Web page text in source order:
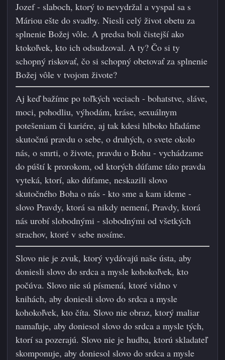
Jozef - slaboch, ktorý to nevydržal a vyspal sa s
Máriou ešte do svadby. Niesli celý život obetu za
splnenie Božej vôle. A predsa boli čistejší ako
ktokoľvek, kto ich odsudzoval. A ty? Čo si ty
schopný riskovať, čo si schopný obetovať za splnenie
Božej vôle v tvojom živote?
Aj keď bažíme po toľkých veciach - bohatstve, sláve,
moci, pohodliu, výhodám, kráse, sexuálnym
potešeniam či kariére, aj tak kdesi hlboko hľadáme
skutočnú pravdu o sebe, o druhých, o svete okolo
nás, o smrti, o živote, pravdu o Bohu - vychádzame
do púští k prorokom, od ktorých dúfame táto pravda
vyteká, ktorí, ako dúfame, neskazili slovo
skutočného Boha o nás - kto sme a kam ideme -
slovo Pravdy, ktorá sa nikdy nemení, Pravdy, ktorá
nás urobí slobodnými - slobodnými od všetkých
strachov, ktoré v sebe nosíme.
Slovo nie je zvuk, ktorý vydávajú naše ústa, aby
doniesli slovo do srdca a mysle kohokoľvek, kto
počúva. Slovo nie sú písmená, ktoré vidno v
knihách, aby doniesli slovo do srdca a mysle
kohokoľvek, kto číta. Slovo nie obraz, ktorý maliar
namaľuje, aby doniesol slovo do srdca a mysle tých,
ktorí sa pozerajú. Slovo nie je hudba, ktorú skladateľ
skomponuje, aby doniesol slovo do srdca a mysle